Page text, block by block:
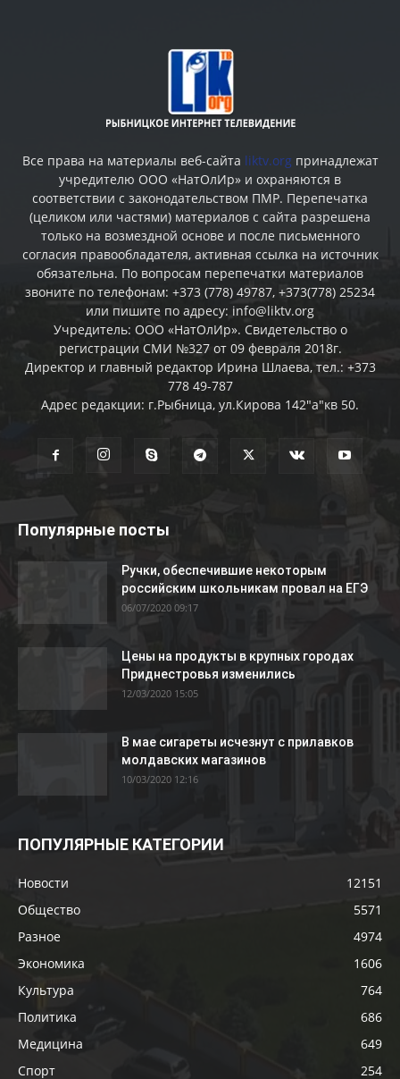
Все права на материалы веб-сайта liktv.org принадлежат
учредителю ООО «НатОлИр» и охраняются в
соответствии с законодательством ПМР. Перепечатка
(целиком или частями) материалов c сайта разрешена
только на возмездной основе и после письменного
согласия правообладателя, активная ссылка на источник
обязательна. По вопросам перепечатки материалов
звоните по телефонам: +373 (778) 49787, +373(778) 25234
или пишите по адресу: info@liktv.org
Учредитель: ООО «НатОлИр». Свидетельство о
регистрации СМИ №327 от 09 февраля 2018г.
Директор и главный редактор Ирина Шлаева, тел.: +373
778 49-787
Адрес редакции: г.Рыбница, ул.Кирова 142"а"кв 50.
Популярные посты
Ручки, обеспечившие некоторым
российским школьникам провал на ЕГЭ
06/07/2020 09:17
Цены на продукты в крупных городах
Приднестровья изменились
12/03/2020 15:05
В мае сигареты исчезнут с прилавков
молдавских магазинов
10/03/2020 12:16
ПОПУЛЯРНЫЕ КАТЕГОРИИ
Новости
12151
Общество
5571
Разное
4974
Экономика
1606
Культура
764
Политика
686
Медицина
649
Спорт
254